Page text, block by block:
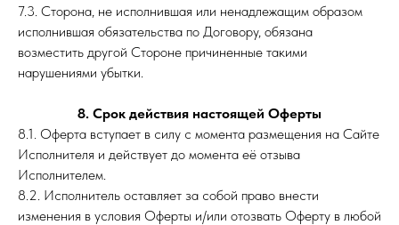
7.3. Сторона, не исполнившая или ненадлежащим образом
исполнившая обязательства по Договору, обязана
возместить другой Стороне причиненные такими
нарушениями убытки.
8. Срок действия настоящей Оферты
8.1. Оферта вступает в силу с момента размещения на Сайте
Исполнителя и действует до момента её отзыва
Исполнителем.
8.2. Исполнитель оставляет за собой право внести
изменения в условия Оферты и/или отозвать Оферту в любой